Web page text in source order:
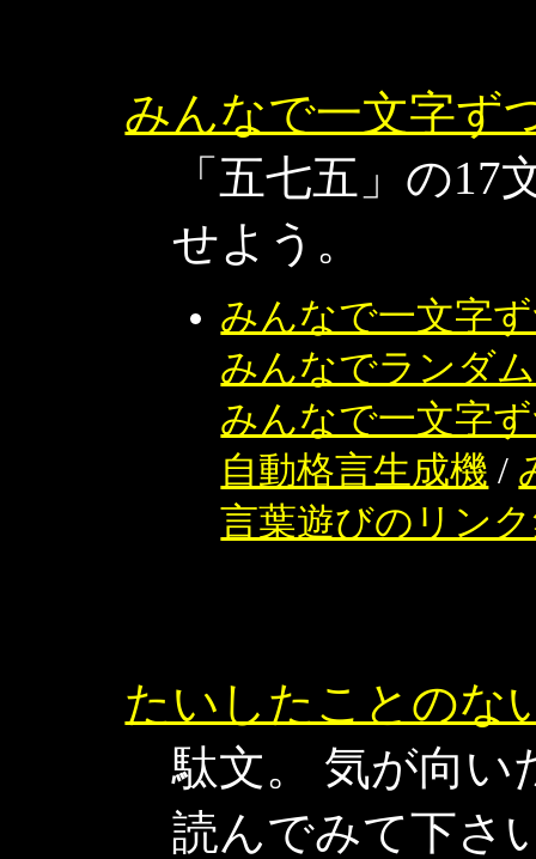
みんなで一文字ず
「五七五」の
せよう。
みんなで一文字
みんなでランダ
みんなで一文字
自動格言生成機 /
言葉遊びのリン
たいしたことのな
駄文。 気が向い
読んでみて下さ